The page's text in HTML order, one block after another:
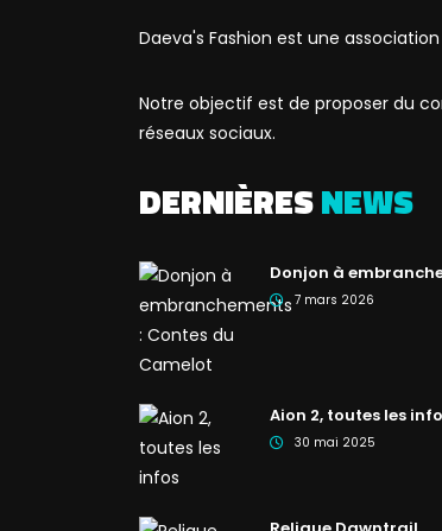
Daeva's Fashion est une
Notre objectif est de proposer du
réseaux sociaux.
DERNIÈRESNEWS
Donjon à
7 mars 2026
Aion 2, toutes les
30 mai 2025